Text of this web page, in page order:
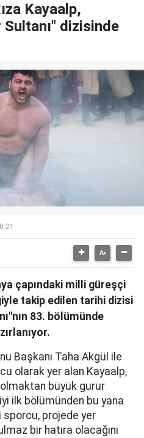
Kayaalp,
dizisinde
çapındaki milli güreşçi
takip edilen tarihi dizisi
83. bölümünde
Başkanı Taha Akgül ile
olarak yer alan Kayaalp,
olmaktan büyük gurur
ilk bölümünden bu yana
projede yer
bir hatıra olacağını